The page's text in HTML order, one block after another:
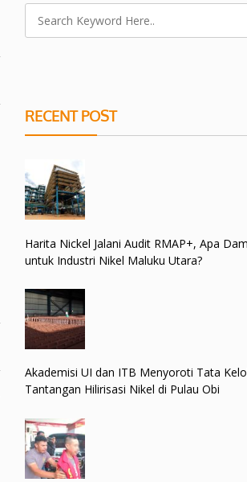
RECENT POST
Harita Nickel Jalani Audit RMAP+, Apa
untuk Industri Nikel Maluku Utara?
Akademisi UI dan ITB Menyoroti Tata
Tantangan Hilirisasi Nikel di Pulau Obi